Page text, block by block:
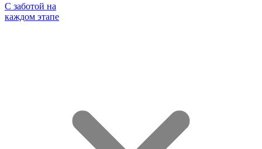
С заботой на
каждом этапе